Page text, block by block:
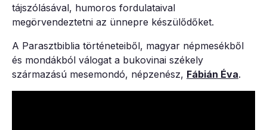
tájszólásával, humoros fordulataival
megörvendeztetni az ünnepre készülődőket.
A Parasztbiblia történeteiből, magyar népmesékből
és mondákból válogat a bukovinai székely
származású mesemondó, népzenész, Fábián Éva.